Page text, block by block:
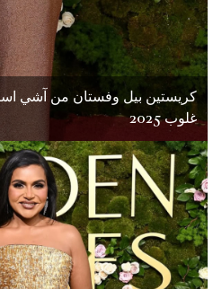
كريستين بيل وفستان من آشي
غلوب 2025